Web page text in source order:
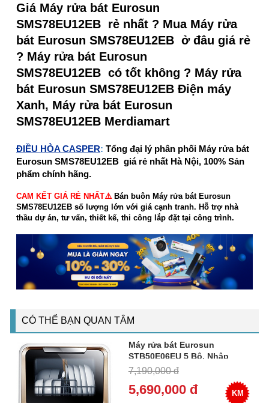
Giá Máy rửa bát Eurosun
SMS78EU12EB rẻ nhất ? Mua Máy rửa
bát Eurosun SMS78EU12EB ở đâu giá rẻ
? Máy rửa bát Eurosun
SMS78EU12EB có tốt không ? Máy rửa
bát Eurosun SMS78EU12EB Điện máy
Xanh, Máy rửa bát Eurosun
SMS78EU12EB Merdiamart
ĐIỀU HÒA CASPER: Tổng đại lý phân phối Máy rửa bát
Eurosun SMS78EU12EB giá rẻ nhất Hà Nội, 100% Sản
phẩm chính hãng.
CAM KẾT GIÁ RẺ NHẤT⚠️Bán buôn Máy rửa bát Eurosun
SMS78EU12EB số lượng lớn với giá cạnh tranh. Hỗ trợ nhà
thầu dự án, tư vấn, thiết kế, thi công lắp đặt tại công trình.
CÓ THỂ BẠN QUAN TÂM
Máy rửa bát Eurosun
STB50E06EU 5 Bộ, Nhập
Malaysia
7,190,000 đ
5,690,000 đ KM